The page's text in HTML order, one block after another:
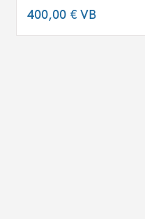
400,00 €VB